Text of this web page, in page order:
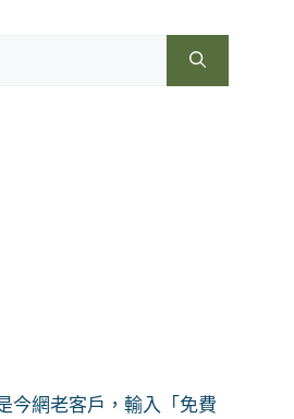
今網老客戶，輸入「免費